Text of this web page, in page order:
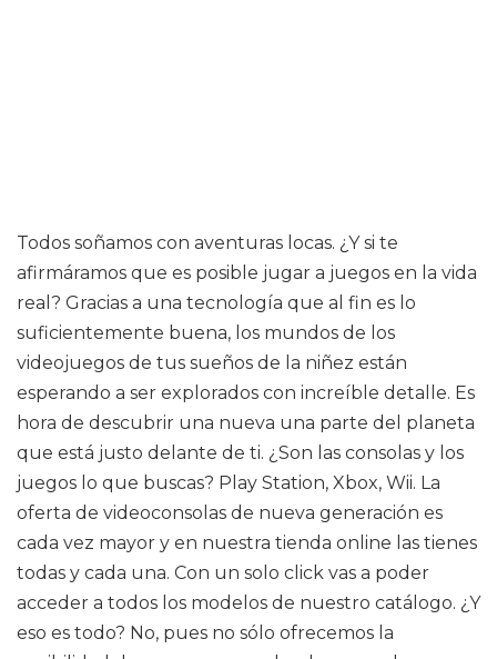
Todos soñamos con aventuras locas. ¿Y si te
afirmáramos que es posible jugar a juegos en la vida
real? Gracias a una tecnología que al fin es lo
suficientemente buena, los mundos de los
videojuegos de tus sueños de la niñez están
esperando a ser explorados con increíble detalle. Es
hora de descubrir una nueva una parte del planeta
que está justo delante de ti. ¿Son las consolas y los
juegos lo que buscas? Play Station, Xbox, Wii. La
oferta de videoconsolas de nueva generación es
cada vez mayor y en nuestra tienda online las tienes
todas y cada una. Con un solo click vas a poder
acceder a todos los modelos de nuestro catálogo. ¿Y
eso es todo? No, pues no sólo ofrecemos la